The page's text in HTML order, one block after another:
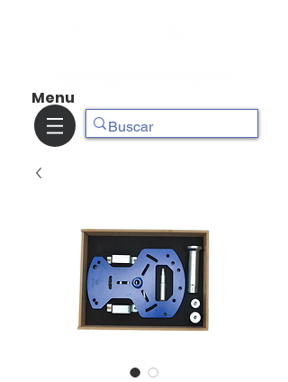
Menu